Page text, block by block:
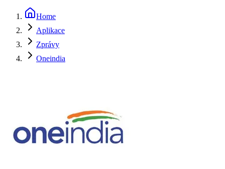
Home
Aplikace
Zprávy
Oneindia